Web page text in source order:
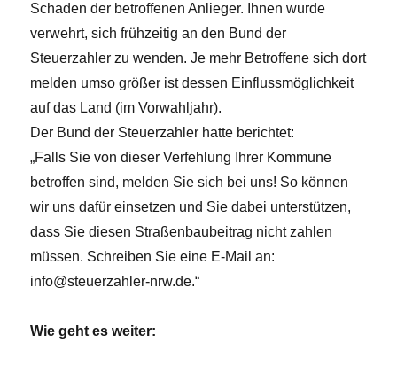
Schaden der betroffenen Anlieger. Ihnen wurde
verwehrt, sich frühzeitig an den Bund der
Steuerzahler zu wenden. Je mehr Betroffene sich dort
melden umso größer ist dessen Einflussmöglichkeit
auf das Land (im Vorwahljahr).
Der Bund der Steuerzahler hatte berichtet:
„Falls Sie von dieser Verfehlung Ihrer Kommune
betroffen sind, melden Sie sich bei uns! So können
wir uns dafür einsetzen und Sie dabei unterstützen,
dass Sie diesen Straßenbaubeitrag nicht zahlen
müssen. Schreiben Sie eine E-Mail an:
info@steuerzahler-nrw.de.“
Wie geht es weiter: